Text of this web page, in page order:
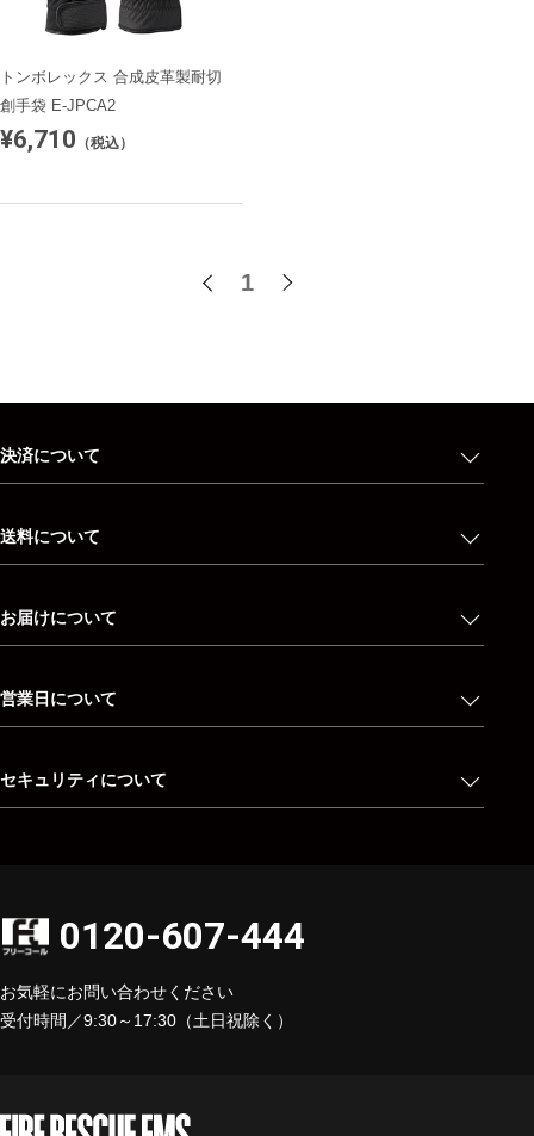
トンボレックス 合成皮革製耐切
創手袋 E-JPCA2
¥6,710 （税込）
1
決済について
送料について
お届けについて
営業日について
セキュリティについて
0120-607-444
お気軽にお問い合わせください
受付時間／9:30～17:30（土日祝除く）